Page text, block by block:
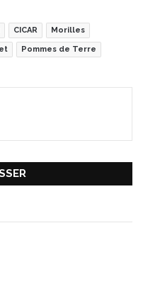
CICAR Morilles
Pommes de Terre